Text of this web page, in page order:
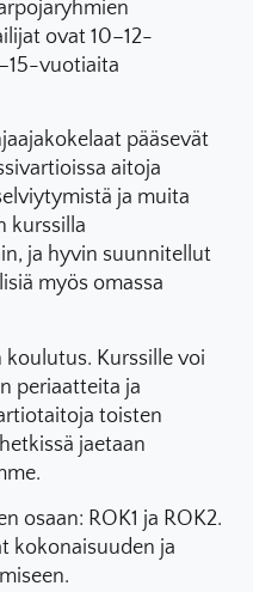
ovat 10–12-
vuotiaita
pääsevät
aitoja
ja muita
kurssilla
ja hyvin suunnitellut
myös omassa
koulutus. Kurssille voi
periaatteita ja
toisten
jaetaan
osaan: ROK1 ja ROK2.
kokonaisuuden ja